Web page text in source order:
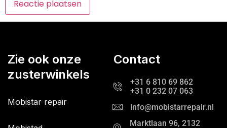
Zie ook onze
zusterwinkels
Mobistar repair
Contact
+31 6 810 69 862
+31 0 232 07 063
info@mobistarrepair.nl
Marktlaan 96, 2132